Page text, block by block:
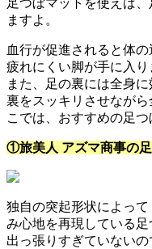
足つぼマットを使えば
ますよ。
血行が促進されると体
疲れにくい脚が手に入り
また、足の裏には全身
裏をスッキリさせなが
こでは、おすすめの足つ
①旅美人 アズマ商事の
独自の突起形状によっ
み心地を再現している足
出っ張りすぎていない